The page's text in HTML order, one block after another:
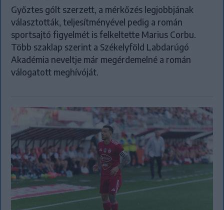
Győztes gólt szerzett, a mérkőzés legjobbjának
választották, teljesítményével pedig a román
sportsajtó figyelmét is felkeltette Marius Corbu.
Több szaklap szerint a Székelyföld Labdarúgó
Akadémia neveltje már megérdemelné a román
válogatott meghívóját.